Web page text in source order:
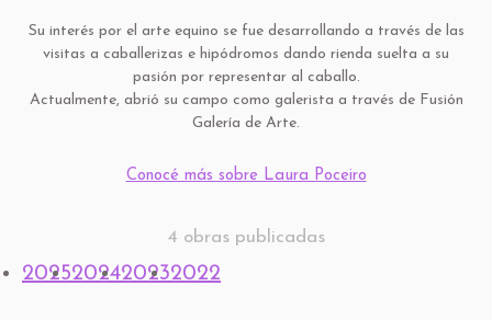
Su interés por el arte equino se fue desarrollando a través de las
visitas a caballerizas e hipódromos dando rienda suelta a su
pasión por representar al caballo.
Actualmente, abrió su campo como galerista a través de Fusión
Galería de Arte.
Conocé más sobre Laura Poceiro
4 obras publicadas
2025202420232022